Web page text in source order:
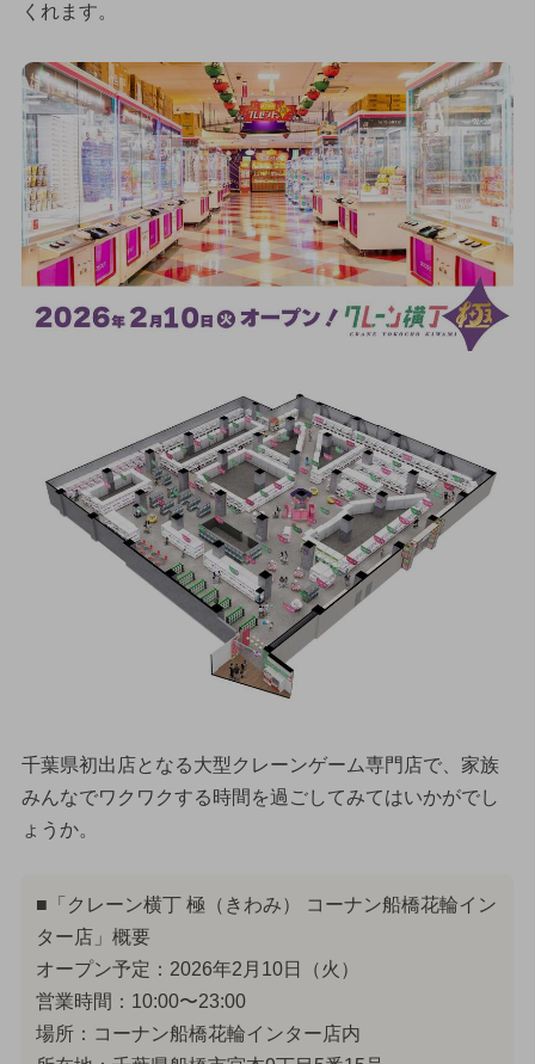
くれます。
千葉県初出店となる大型クレーンゲーム専門店で、家族
みんなでワクワクする時間を過ごしてみてはいかがでし
ょうか。
■「クレーン横丁 極（きわみ） コーナン船橋花輪イン
ター店」概要
オープン予定：2026年2月10日（火）
営業時間：10:00〜23:00
場所：コーナン船橋花輪インター店内